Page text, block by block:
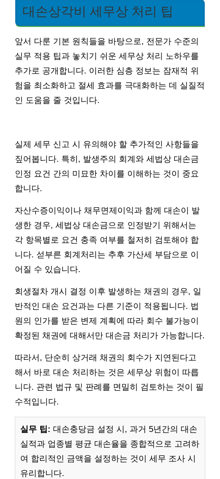
대손상각비 세무상 처리 팁
앞서 다룬 기본 원칙들을 바탕으로, 전문가 수준의
실무 적용 팁과 놓치기 쉬운 세무상 처리 노하우를
추가로 공개합니다. 이러한 심층 정보는 잠재적 위
험을 최소화하고 절세 효과를 극대화하는 데 실질적
인 도움을 줄 것입니다.
실제 세무 신고 시 유의해야 할 추가적인 사항들을
짚어봅니다. 특히, 발생주의 회계와 세법상 대손금
인정 요건 간의 미묘한 차이를 이해하는 것이 중요
합니다.
자산수증이익이나 채무면제이익과 함께 대손이 발
생한 경우, 세법상 대손금으로 인정받기 위해서는
각 항목별로 요건 충족 여부를 철저히 검토해야 합
니다. 섣부른 회계처리는 추후 가산세 부담으로 이
어질 수 있습니다.
회생절차 개시 결정 이후 발생하는 채권의 경우, 일
반적인 대손 요건과는 다른 기준이 적용됩니다. 법
원의 인가를 받은 변제 계획에 따라 회수 불가능이
확정된 채권에 대해서만 대손금 처리가 가능합니다.
따라서, 단순히 상거래 채권의 회수가 지연된다고
해서 바로 대손 처리하는 것은 세무상 위험이 따릅
니다. 관련 법규 및 판례를 면밀히 검토하는 것이 필
수적입니다.
실무 팁: 대손충당금 설정 시, 과거 5년간의 대손
실적과 업종별 평균 대손율을 종합적으로 고려하
여 합리적인 금액을 설정하는 것이 세무 조사 시
유리합니다.